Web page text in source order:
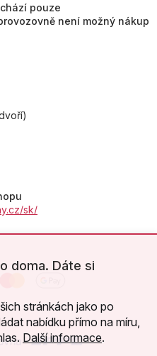
doma. Dáte si
stránkách jako po
nabídku přímo na míru,
Další informace.
pouze
není možný nákup
sk/